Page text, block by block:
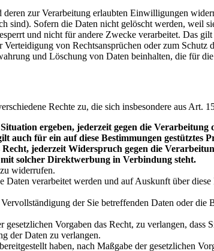
zur Verarbeitung erlaubten Einwilligungen
Sofern die Daten nicht gelöscht werden, weil
und nicht für andere Zwecke verarbeitet. Das
von Rechtsansprüchen oder zum Schutz
und Löschung von Daten beinhalten, die für
Rechte zu, die sich insbesondere aus Art.
ergeben, jederzeit gegen die Verarbeitung
für ein auf diese Bestimmungen gestütztes
jederzeit Widerspruch gegen die
solcher Direktwerbung in Verbindung steht.
widerrufen.
Daten verarbeitet werden und auf Auskunft über
der Sie betreffenden Daten oder
gesetzlichen Vorgaben das Recht, zu verlangen,
der Daten zu verlangen.
haben, nach Maßgabe der gesetzlichen